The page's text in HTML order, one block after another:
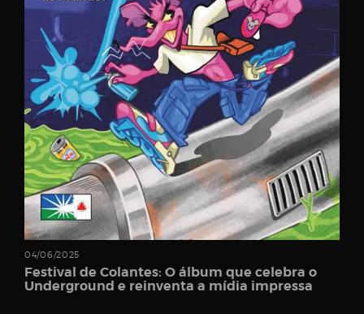
Username
Password
Email
04/06/2025
Festival de Colantes: O álbum que celebra o
Underground e reinventa a mídia impressa